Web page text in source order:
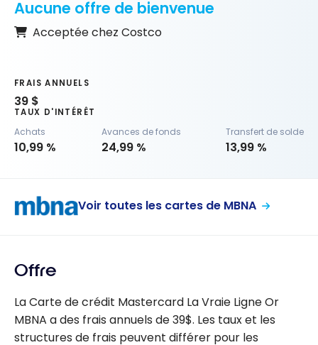
Aucune offre de bienvenue
Acceptée chez Costco
FRAIS ANNUELS
39 $
TAUX D'INTÉRÊT
Achats
10,99 %
Avances de fonds
24,99 %
Transfert de solde
13,99 %
Voir toutes les cartes de MBNA
Offre
La Carte de crédit Mastercard La Vraie Ligne Or
MBNA a des frais annuels de 39$. Les taux et les
structures de frais peuvent différer pour les